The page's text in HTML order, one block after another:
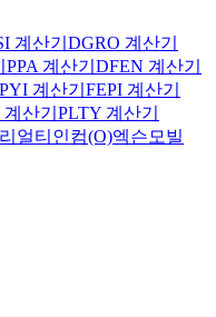
계산기 DGRO 계산기
PPA 계산기 DFEN 계산기
계산기 FEPI 계산기
계산기 PLTY 계산기
리얼티인컴(O)엑슨모빌